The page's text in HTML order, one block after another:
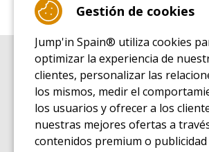
GUÍA DE COMPRA
Guía de compra para las camas elásticas de ocio
GUÍA DE INSTALACIÓN
Guía de montaje para la cama elástica de ocio
GUÍA DE MANTENIMIENTO
Guía de mantenimiento de las camas elásticas de
Gestión de cookies
Jump'in Spain® utiliza cookies
optimizar la experiencia de
clientes, personalizar las
los mismos, medir el
los usuarios y ofrecer a los
nuestras mejores ofertas a
contenidos premium o